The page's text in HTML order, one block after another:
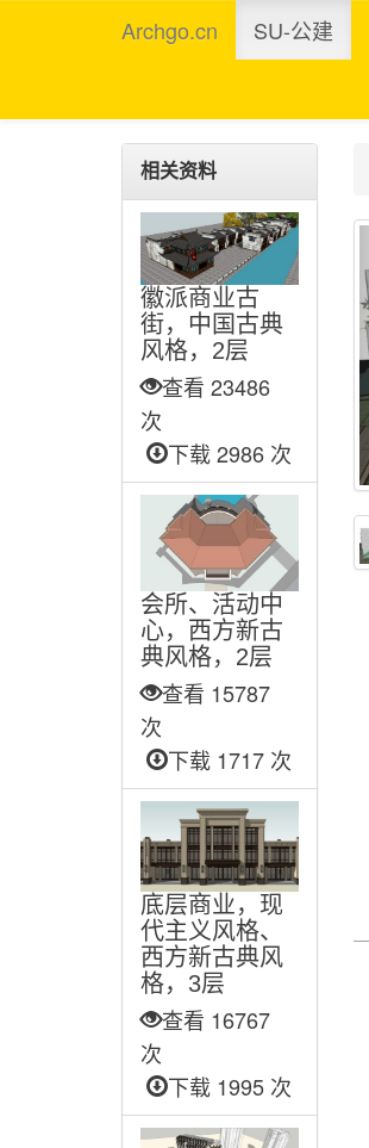
Archgo.cn SU-公建
相关资料
徽派商业古
街，中国古典
风格，2层
查看 23486
次
下载 2986 次
会所、活动中
心，西方新古
典风格，2层
查看 15787
次
下载 1717 次
底层商业，现
代主义风格、
西方新古典风
格，3层
查看 16767
次
下载 1995 次